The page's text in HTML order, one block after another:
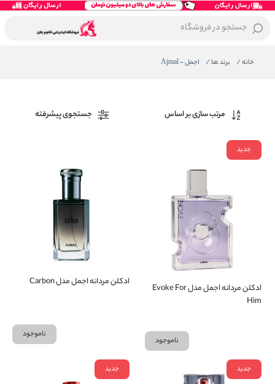
جستجو در فروشگاه
خانه/ برند ها/ اجمل - Ajmal
مرتب سازی بر اساس جستجوی پیشرفته
جدید
ادکلن مردانه اجمل مدل Evoke For
Him
ناموجود
ادکلن مردانه اجمل مدل Carbon
ناموجود
جدید جدید